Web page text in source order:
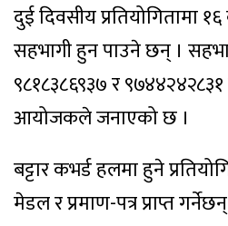
दुई दिवसीय प्रतियोगितामा १६
सहभागी हुन पाउने छन् ।
९८१८३८६९३७ र
आयोजकले जनाएको छ ।
बट्टार कभर्ड हलमा हुने
मेडल र प्रमाण-पत्र प्राप्त